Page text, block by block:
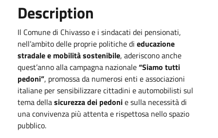
Description
Il Comune di Chivasso e i sindacati dei pensionati,
nell’ambito delle proprie politiche di educazione
stradale e mobilità sostenibile, aderiscono anche
quest’anno alla campagna nazionale“Siamo tutti
pedoni”, promossa da numerosi enti e associazioni
italiane per sensibilizzare cittadini e automobilisti sul
tema dellasicurezza dei pedonie sulla necessità di
una convivenza più attenta e rispettosa nello spazio
pubblico.